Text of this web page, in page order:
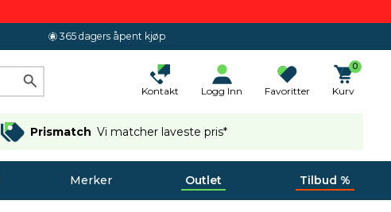
365 dagers åpent kjøp
Kontakt Logg Inn Favoritter
0
Kurv
Prismatch Vi matcher laveste pris*
Merker Outlet Tilbud %